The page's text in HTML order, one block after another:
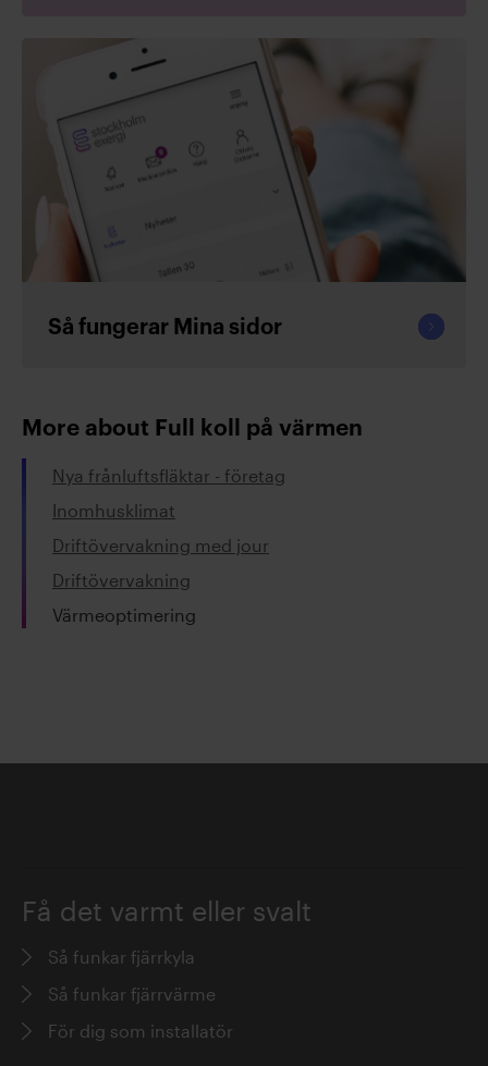
Så fungerar Mina sidor
More about Full koll på värmen
Nya frånluftsfläktar - företag
Inomhusklimat
Driftövervakning med jour
Driftövervakning
Värmeoptimering
Få det varmt eller svalt
Så funkar fjärrkyla
Så funkar fjärrvärme
För dig som installatör